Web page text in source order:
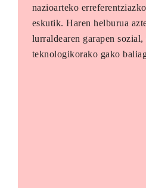
nazioarteko
eskutik. Haren helburua
lurraldearen garapen
teknologikorako gako